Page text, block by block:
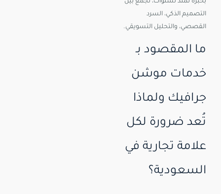
بخبرة تمتد لسنوات، تجمع بين
التصميم الذكي، السرد
القصصي، والتحليل التسويقي.
ما المقصود بـ
خدمات موشن
جرافيك ولماذا
تُعد ضرورة لكل
علامة تجارية في
السعودية؟